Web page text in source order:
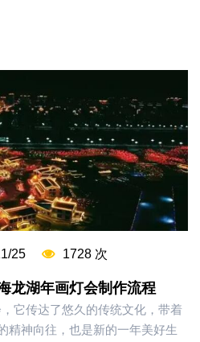
25 1728 次
湖年画灯会制作流程
它传达了悠久的传统文化，带着
精神向往，也是新的一年美好生